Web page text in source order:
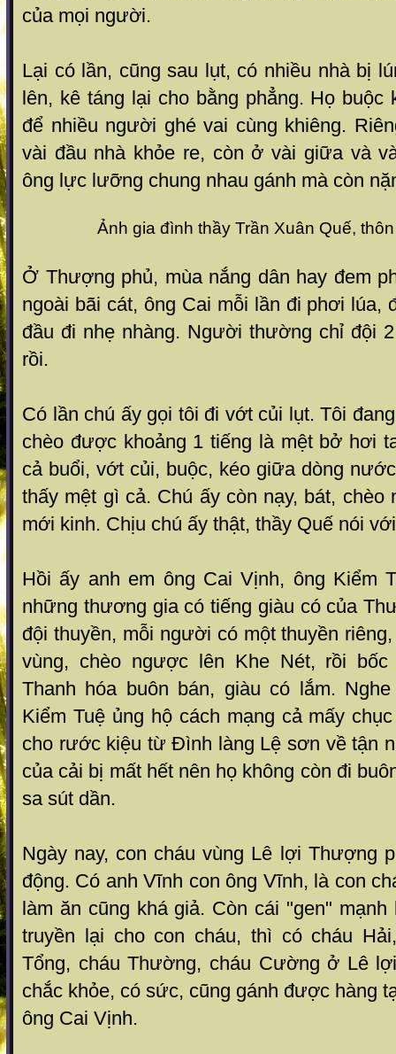
của mọi người.
Lại có lần, cũng sau lụt, có nhiều nhà bị
lên, kê táng lại cho bằng phẳng. Họ buộc
để nhiều người ghé vai cùng khiêng.
vài đầu nhà khỏe re, còn ở vài giữa và
ông lực lưỡng chung nhau gánh mà còn
Ảnh gia đình thầy Trần Xuân Quế,
Ở Thượng phủ, mùa nắng dân hay đem
ngoài bãi cát, ông Cai mỗi lần đi phơi lúa,
đầu đi nhẹ nhàng. Người thường chỉ đội
rồi.
Có lần chú ấy gọi tôi đi vớt củi lụt. Tôi
chèo được khoảng 1 tiếng là mệt bở hơi
cả buổi, vớt củi, buộc, kéo giữa dòng
thấy mệt gì cả. Chú ấy còn nạy, bát,
mới kinh. Chịu chú ấy thật, thầy Quế nói
Hồi ấy anh em ông Cai Vịnh, ông Kiểm
những thương gia có tiếng giàu có của
đội thuyền, mỗi người có một thuyền
vùng, chèo ngược lên Khe Nét, rồi
Thanh hóa buôn bán, giàu có lắm.
Kiểm Tuệ ủng hộ cách mạng cả mấy
cho rước kiệu từ Đình làng Lệ sơn về tận
của cải bị mất hết nên họ không còn đi
sa sút dần.
Ngày nay, con cháu vùng Lê lợi Thượng
động. Có anh Vĩnh con ông Vĩnh, là con
làm ăn cũng khá giả. Còn cái "gen"
truyền lại cho con cháu, thì có cháu
Tổng, cháu Thường, cháu Cường ở Lê
chắc khỏe, có sức, cũng gánh được hàng
ông Cai Vịnh.